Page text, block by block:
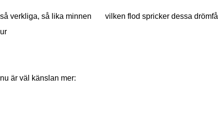
så verkliga, så lika minnen vilken flod spricker dessa
ur
nu är väl känslan mer: